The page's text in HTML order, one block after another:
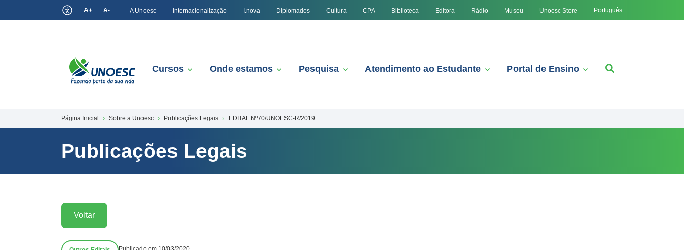
A+ A- A Unoesc Internacionalização I.nova Diplomados Cultura CPA Biblioteca Editora Rádio Museu Unoesc Store Português
Cursos Onde estamos Pesquisa Atendimento ao Estudante Portal de Ensino
Página Inicial Sobre a Unoesc Publicações Legais EDITAL Nº70/UNOESC-R/2019
Publicações Legais
Voltar